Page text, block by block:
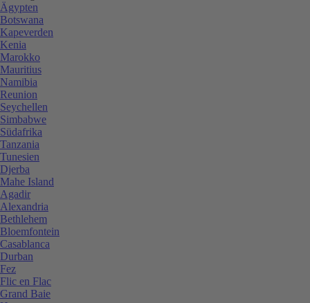
Ägypten
Botswana
Kapeverden
Kenia
Marokko
Mauritius
Namibia
Reunion
Seychellen
Simbabwe
Südafrika
Tanzania
Tunesien
Djerba
Mahe Island
Agadir
Alexandria
Bethlehem
Bloemfontein
Casablanca
Durban
Fez
Flic en Flac
Grand Baie